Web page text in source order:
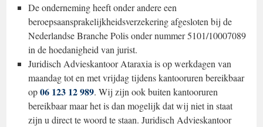
De onderneming heeft onder andere een
beroepsaansprakelijkheidsverzekering afgesloten bij de
Nederlandse Branche Polis onder nummer 5101/10007089
in de hoedanigheid van jurist.
Juridisch Advieskantoor Ataraxia is op werkdagen van
maandag tot en met vrijdag tijdens kantooruren bereikbaar
op06 123 12 989. Wij zijn ook buiten kantooruren
bereikbaar maar het is dan mogelijk dat wij niet in staat
zijn u direct te woord te staan. Juridisch Advieskantoor